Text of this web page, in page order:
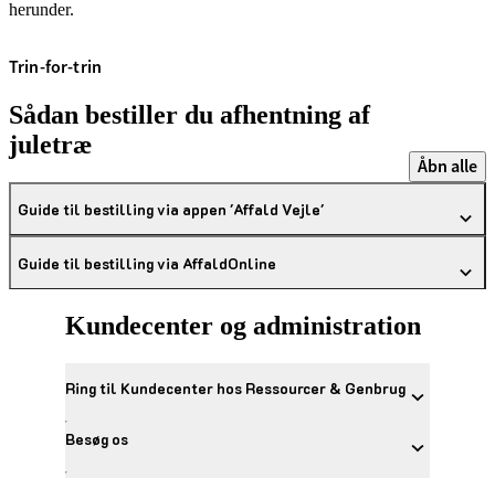
herunder.
Trin-for-trin
Sådan bestiller du afhentning af
juletræ
Åbn alle
Guide til bestilling via appen 'Affald Vejle'
Guide til bestilling via AffaldOnline
Kundecenter og administration
Ring til Kundecenter hos Ressourcer & Genbrug
Besøg os